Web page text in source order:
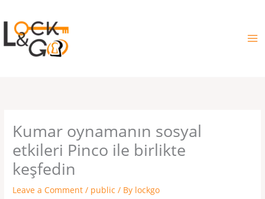
to
content
Kumar oynamanın sosyal
etkileri Pinco ile birlikte
keşfedin
Leave a Comment / public / By lockgo